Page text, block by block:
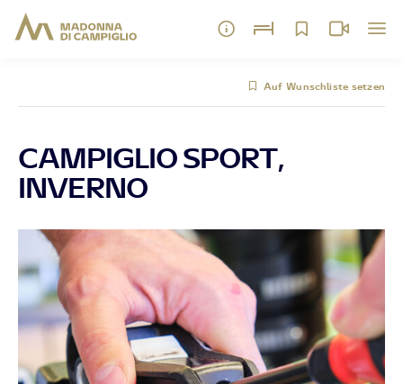
Auf Wunschliste setzen
CAMPIGLIO SPORT,
INVERNO